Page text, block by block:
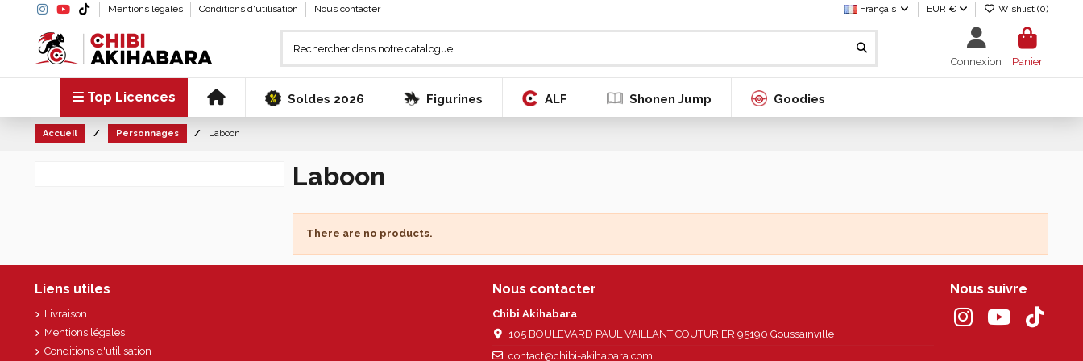
Mentions légales Conditions d'utilisation Nous contacter Français EUR € Wishlist (0)
Connexion Panier
Top Licences Soldes 2026 Figurines ALF Shonen Jump Goodies
Accueil Personnages Laboon
Laboon
There are no products.
Liens utiles
Livraison
Mentions légales
Conditions d'utilisation
Nous contacter
Chibi Akihabara
105 BOULEVARD PAUL VAILLANT COUTURIER 95190 Goussainville
contact@chibi-akihabara.com
Nous suivre